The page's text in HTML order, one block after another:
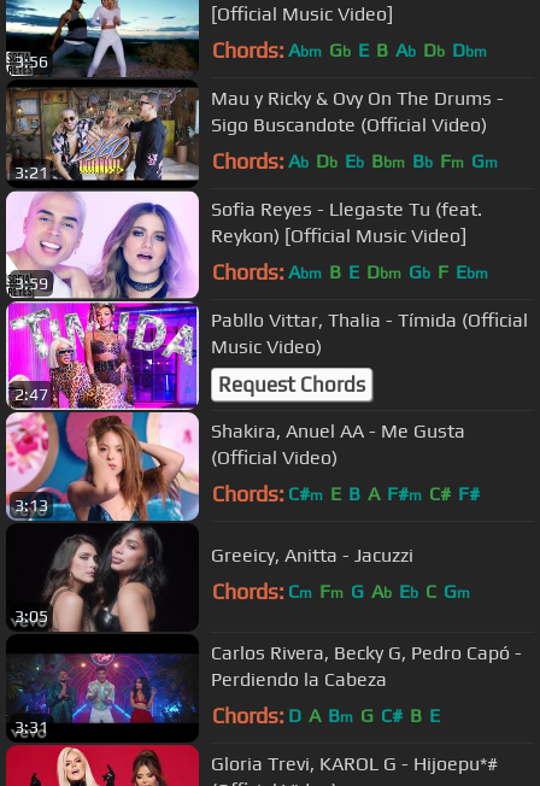
3:56
[Official Music Video]
Chords: Abm Gb E B Ab Db Dbm
3:21
Mau y Ricky & Ovy On The Drums -
Sigo Buscandote (Official Video)
Chords: Ab Db Eb Bbm Bb Fm Gm
3:59
Sofia Reyes - Llegaste Tu (feat.
Reykon) [Official Music Video]
Chords: Abm B E Dbm Gb F Ebm
2:47
Pabllo Vittar, Thalia - Tímida (Official
Music Video)
Request Chords
3:13
Shakira, Anuel AA - Me Gusta
(Official Video)
Chords: C#m E B A F#m C# F#
3:05
Greeicy, Anitta - Jacuzzi
Chords: Cm Fm G Ab Eb C Gm
3:31
Carlos Rivera, Becky G, Pedro Capó -
Perdiendo la Cabeza
Chords: D A Bm G C# B E
Gloria Trevi, KAROL G - Hijoepu*#